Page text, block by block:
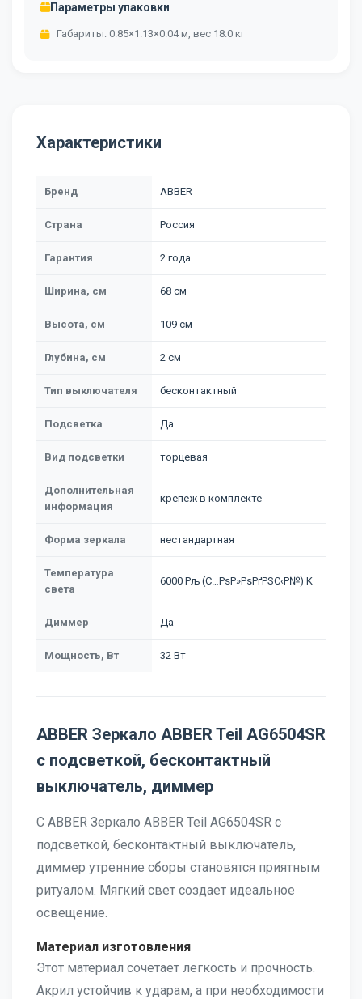
Параметры упаковки
Габариты: 0.85×1.13×0.04 м, вес 18.0 кг
Характеристики
Бренд ABBER
Страна Россия
Гарантия 2 года
Ширина, см 68 см
Высота, см 109 см
Глубина, см 2 см
Тип выключателя бесконтактный
Подсветка Да
Вид подсветки торцевая
Дополнительная
информация
крепеж в комплекте
Форма зеркала нестандартная
Температура
света
6000 Рљ (С…РѕР»РѕРґРЅС‹Р№) K
Диммер Да
Мощность, Вт 32 Вт
ABBER Зеркало ABBER Teil AG6504SR
с подсветкой, бесконтактный
выключатель, диммер
С ABBER Зеркало ABBER Teil AG6504SR с
подсветкой, бесконтактный выключатель,
диммер утренние сборы становятся приятным
ритуалом. Мягкий свет создает идеальное
освещение.
Материал изготовления
Этот материал сочетает легкость и прочность.
Акрил устойчив к ударам, а при необходимости